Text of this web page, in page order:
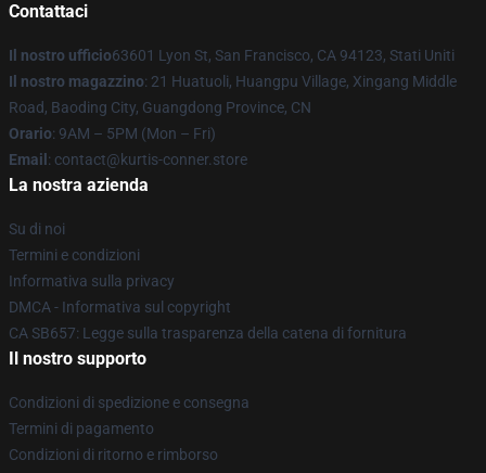
Contattaci
Il nostro ufficio63601 Lyon St, San Francisco, CA 94123, Stati Uniti
Il nostro magazzino: 21 Huatuoli, Huangpu Village, Xingang Middle
Road, Baoding City, Guangdong Province, CN
Orario: 9AM – 5PM (Mon – Fri)
Email : contact@kurtis-conner.store
La nostra azienda
Su di noi
Termini e condizioni
Informativa sulla privacy
DMCA - Informativa sul copyright
CA SB657: Legge sulla trasparenza della catena di fornitura
Il nostro supporto
Condizioni di spedizione e consegna
Termini di pagamento
Condizioni di ritorno e rimborso